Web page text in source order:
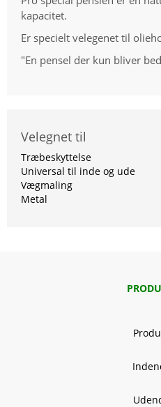
kapacitet.
Er specielt velegenet til
"En pensel der kun bliver
Velegnet til
Træbeskyttelse
Universal til inde og ude
Vægmaling
Metal